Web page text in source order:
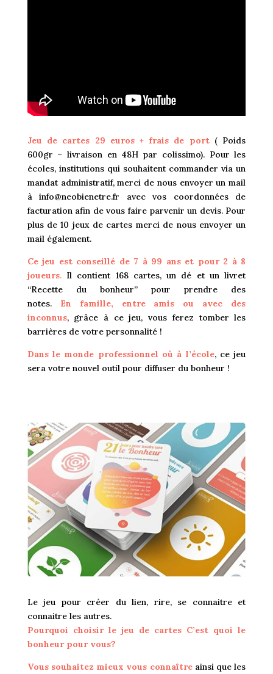
Jeu de cartes 29 euros + frais de port( Poids
600gr – livraison en 48H par colissimo). Pour les
écoles, institutions qui souhaitent commander via un
mandat administratif, merci de nous envoyer un mail
àinfo@neobienetre.fr avec vos coordonnées de
facturation afin de vous faire parvenir un devis. Pour
plus de 10 jeux de cartes merci de nous envoyer un
mail également.
Ce jeu est conseillé de 7 à 99 ans et pour 2 à 8
joueurs.Il contient 168 cartes, un dé et un livret
“Recette du bonheur” pour prendre des
notes. En famille, entre amis ou avec des
inconnus, grâce à ce jeu, vous ferez tomber les
barrières de votre personnalité !
Dans le monde professionnel où à l’école, ce jeu
sera votre nouvel outil pour diffuser du bonheur !
Le jeu pour créer du lien, rire, se connaitre et
connaitre les autres.
Pourquoi choisir le jeu de cartes C’est quoi le
bonheur pour vous?
Vous souhaitez mieux vous connaîtreainsi que les